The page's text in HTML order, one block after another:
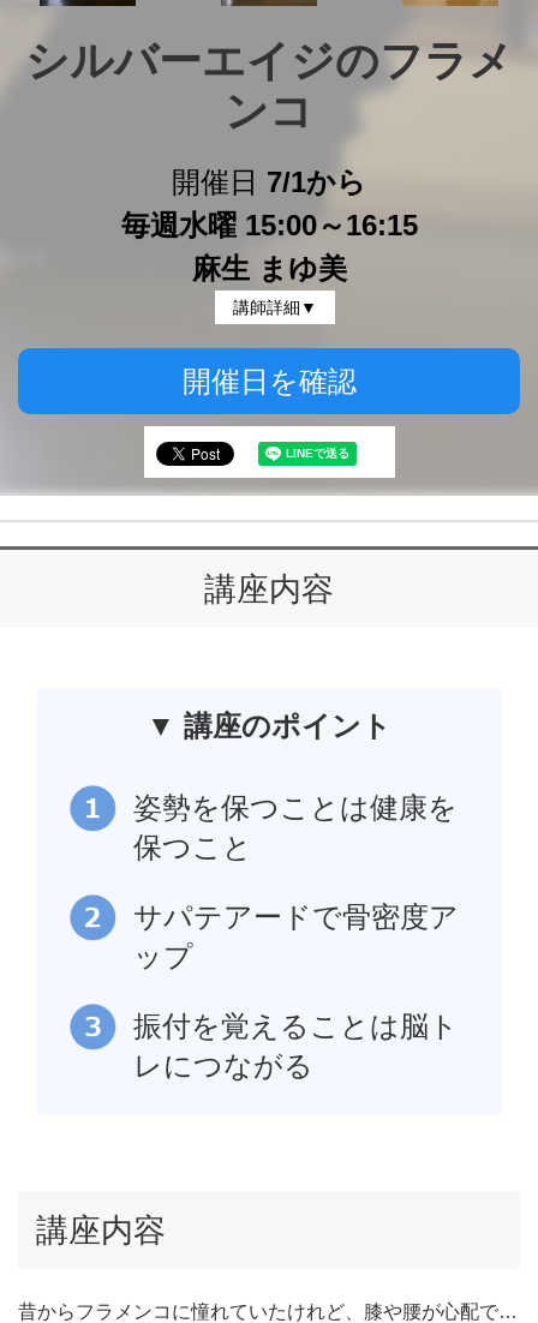
シルバーエイジのフラメ
ンコ
開催日 7/1から
毎週水曜 15:00～16:15
麻生 まゆ美
講師詳細▼
開催日を確認
講座内容
▼ 講座のポイント
姿勢を保つことは健康を
保つこと
サパテアードで骨密度ア
ップ
振付を覚えることは脳ト
レにつながる
講座内容
昔からフラメンコに憧れていたけれど、膝や腰が心配で…